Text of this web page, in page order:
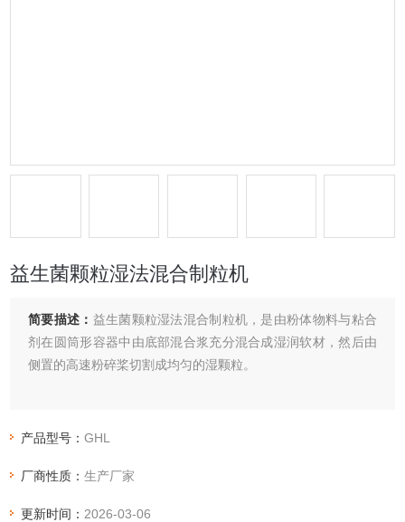
益生菌颗粒湿法混合制粒机
简要描述： 益生菌颗粒湿法混合制粒机，是由粉体物料与粘合
剂在圆筒形容器中由底部混合浆充分混合成湿润软材，然后由
侧置的高速粉碎桨切割成均匀的湿颗粒。
产品型号：GHL
厂商性质：生产厂家
更新时间： 2026-03-06